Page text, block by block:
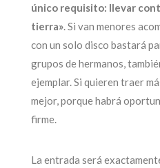
único requisito: llevar
tierra». Si van menores
con un solo disco bastará
grupos de hermanos,
ejemplar. Si quieren traer
mejor, porque habrá
firme.
La entrada será